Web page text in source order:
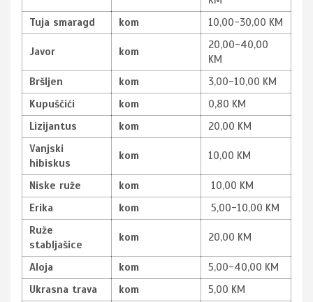
Tuja smaragd
kom 10,00-30,00 KM
Javor kom
20,00-40,00
KM
Bršljen
kom
3,00-10,00 KM
Kupuščići
kom
0,80 KM
Lizijantus
kom
20,00 KM
Vanjski
hibiskus
kom 10,00 KM
Niske ruže kom
10,00 KM
Erika
kom
5,00-10,00 KM
Ruže
stabljašice
kom 20,00 KM
Aloja kom
5,00-40,00 KM
Ukrasna trava
kom
5,00 KM